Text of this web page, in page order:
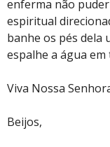
enferma não
espiritual
banhe os pés dela
espalhe a água
Viva Nossa
Beijos,